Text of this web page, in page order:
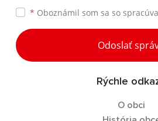
* Oboznámil som sa so
Odoslať
Rýchle
O obci